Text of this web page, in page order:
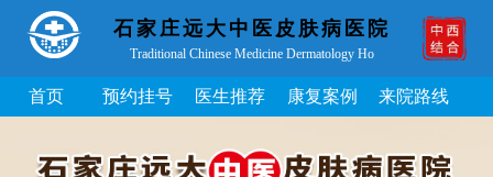
石家庄远大中医皮肤病医院
Traditional Chinese Medicine Dermatology Ho
首页 预约挂号 医生推荐 康复案例 来院路线